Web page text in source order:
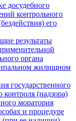
досудебного
контрольного
его
результаты
органа
жилищном
государственного
(надзора)
моратория
и процедуре